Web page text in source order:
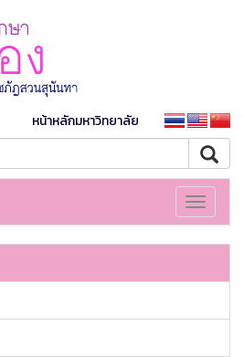
หน้าหลักมหาวิทยาลัย
Toggle